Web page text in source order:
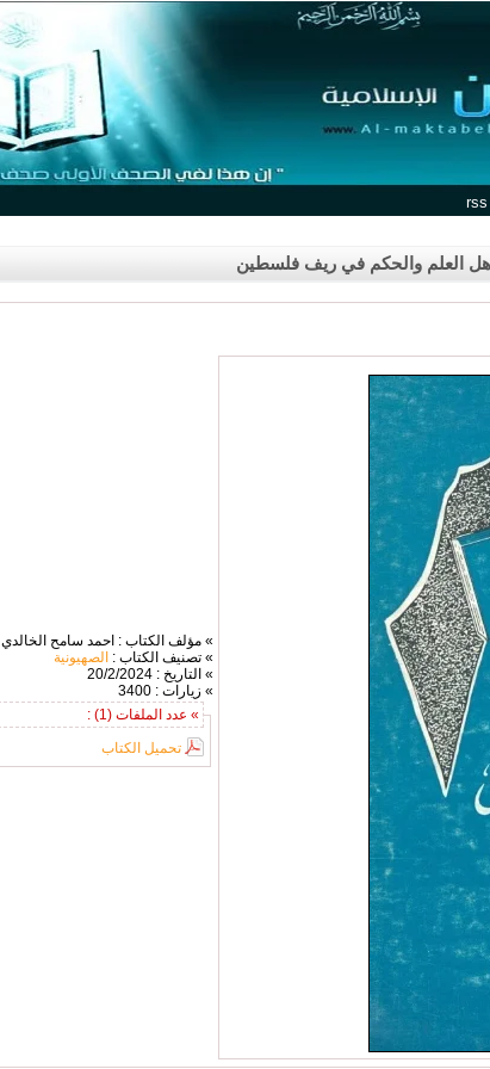
rss
العلم والحكم في ريف فلسطين
» مؤلف الكتاب : احمد سامح الخالدي
» تصنيف الكتاب : الصهيونية
» التاريخ : 20/2/2024
» زيارات : 3400
» عدد الملفات (1) :
تحميل الكتاب